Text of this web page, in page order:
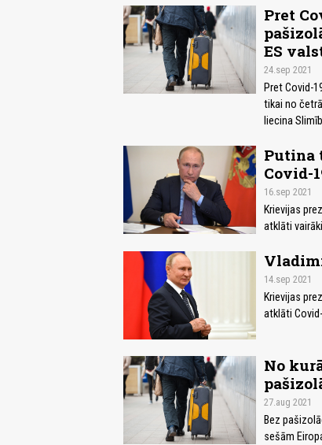
Pret
ES
24.sep 2021
Pret Covid-
tikai no
liecina
Putina
Covid-
16.sep 2021
Krievijas
atklāti
14.sep 2021
Krievijas
atklāti
No
27.aug 2021
Bez
sešām